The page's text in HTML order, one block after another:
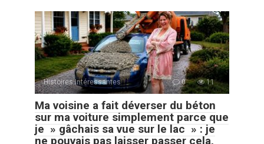
Histoires Intéressantes 0 11
Ma voisine a fait déverser du béton
sur ma voiture simplement parce que
je » gâchais sa vue sur le lac » : je
ne pouvais pas laisser passer cela,